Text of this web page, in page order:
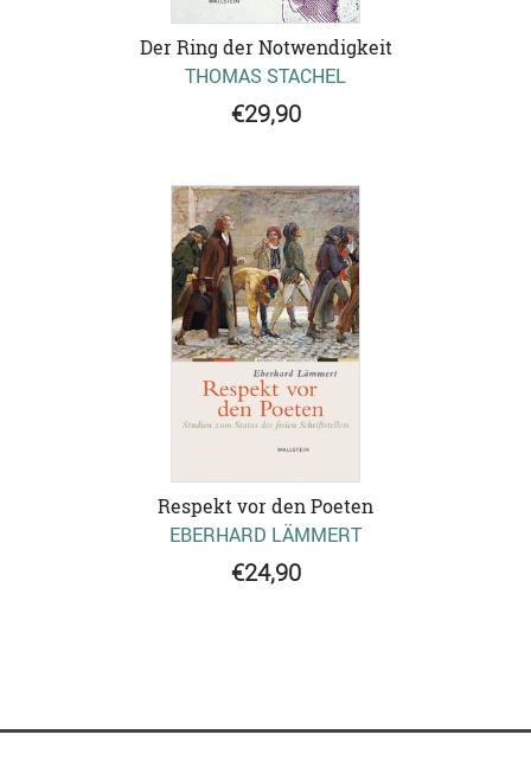
Der Ring der Notwendigkeit
THOMAS STACHEL
€29,90
Respekt vor den Poeten
EBERHARD LÄMMERT
€24,90